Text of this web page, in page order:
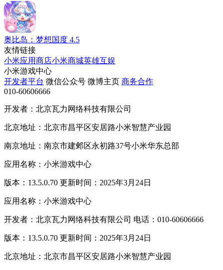
奥比岛：梦想国度 4.5
友情链接
小米应用商店小米商城英雄互娱
小米游戏中心
开发者平台 微信公众号 微博主页 商务合作
010-60606666
开发者：北京瓦力网络科技有限公司
北京地址：北京市昌平区安居路小米智慧产业园
南京地址：南京市建邺区永初路37号小米华东总部
应用名称：小米游戏中心
版本：13.5.0.70 更新时间：2025年3月24日
应用名称：小米游戏中心
开发者：北京瓦力网络科技有限公司 电话：010-60606666
版本：13.5.0.70 更新时间：2025年3月24日
北京地址：北京市昌平区安居路小米智慧产业园